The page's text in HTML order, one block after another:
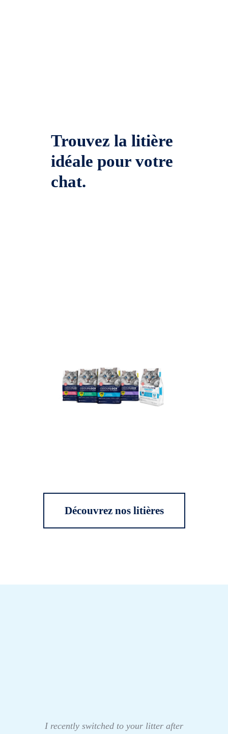
Trouvez la litière
idéale pour votre
chat.
Découvrez nos litières
I recently switched to your litter after